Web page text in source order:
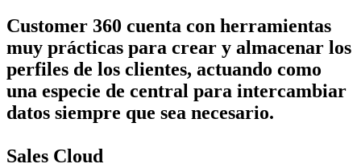
Customer 360 cuenta con herramientas
muy prácticas para crear y almacenar los
perfiles de los clientes, actuando como
una especie de central para intercambiar
datos siempre que sea necesario.
Sales Cloud